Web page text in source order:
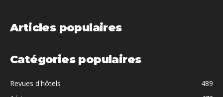
Articles populaires
Catégories populaires
Revues d'hôtels
489